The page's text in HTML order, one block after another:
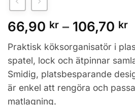
66,90 kr – 106,70 kr
Praktisk köksorganisatör i
spatel, lock och ätpinnar
Smidig, platsbesparande
är enkel att rengöra och
matlagning.